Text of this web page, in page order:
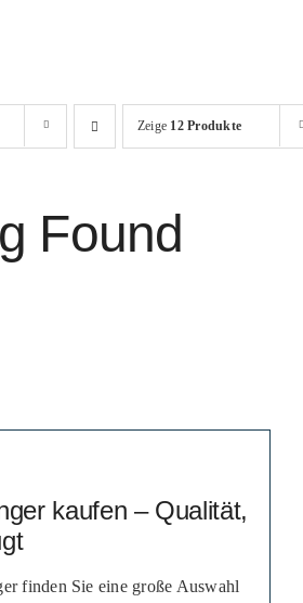
Zeige 12 Produkte
Found
kaufen – Qualität,
finden Sie eine große Auswahl